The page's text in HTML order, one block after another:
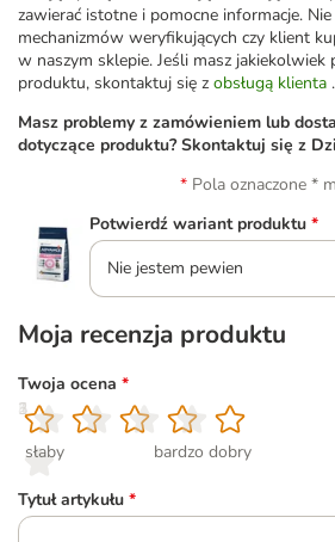
zawierać istotne i pomocne informacje.
mechanizmów weryfikujących czy klient
w naszym sklepie. Jeśli masz jakiekolwiek
produktu, skontaktuj się z obsługą klienta .
Masz problemy z zamówieniem lub
dotyczące produktu? Skontaktuj się z
Pola oznaczone *
Potwierdź wariant produktu *
Nie jestem pewien
Moja recenzja produktu
Twoja ocena *
1
słaby
2
3
4
5
bardzo dobry
Tytuł artykułu *